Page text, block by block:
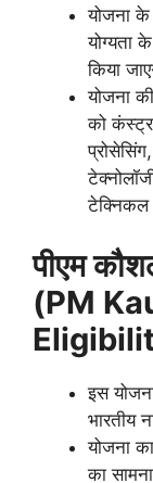
योजना
योग्यता
किया
योजना
को
टेक्निकल
पीएम
(PM
इस
भारतीय
योजना
का